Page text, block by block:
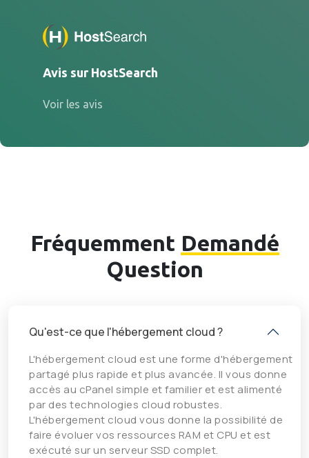
Avis sur HostSearch
Voir les avis
Fréquemment Demandé
Question
Qu'est-ce que l'hébergement cloud ?
L'hébergement cloud est une forme d'hébergement
partagé plus rapide et plus avancée. Il vous donne
accès au cPanel simple et familier et est alimenté
par des technologies cloud robustes.
L'hébergement cloud vous donne la possibilité de
faire évoluer vos ressources RAM et CPU et est
exécuté sur un serveur SSD complet.